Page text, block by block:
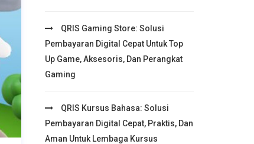
QRIS Gaming Store: Solusi
Pembayaran Digital Cepat Untuk Top
Up Game, Aksesoris, Dan Perangkat
Gaming
QRIS Kursus Bahasa: Solusi
Pembayaran Digital Cepat, Praktis, Dan
Aman Untuk Lembaga Kursus